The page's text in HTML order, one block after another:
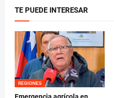
TE PUEDE INTERESAR
REGIONES